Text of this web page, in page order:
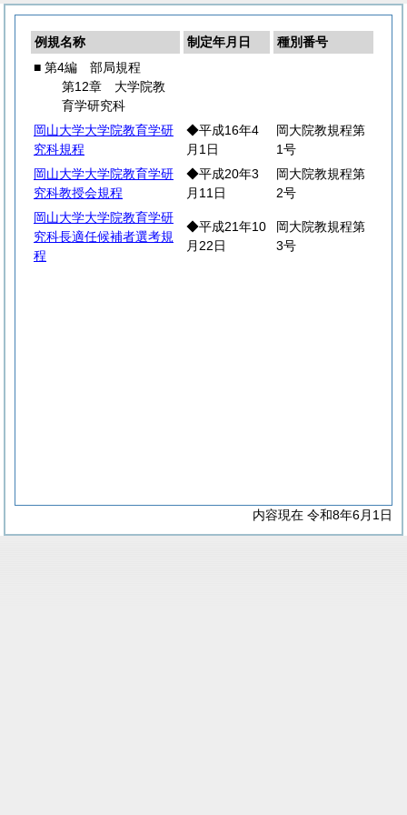
例規名称 制定年月日
種別番号
■ 第4編 部局規程
第12章 大学院教
育学研究科
岡山大学大学院教育学研
究科規程
◆平成16年4
月1日
岡大院教規程第
1号
岡山大学大学院教育学研
究科教授会規程
◆平成20年3
月11日
岡大院教規程第
2号
岡山大学大学院教育学研
究科長適任候補者選考規
程
◆平成21年10
月22日
岡大院教規程第
3号
内容現在 令和8年6月1日